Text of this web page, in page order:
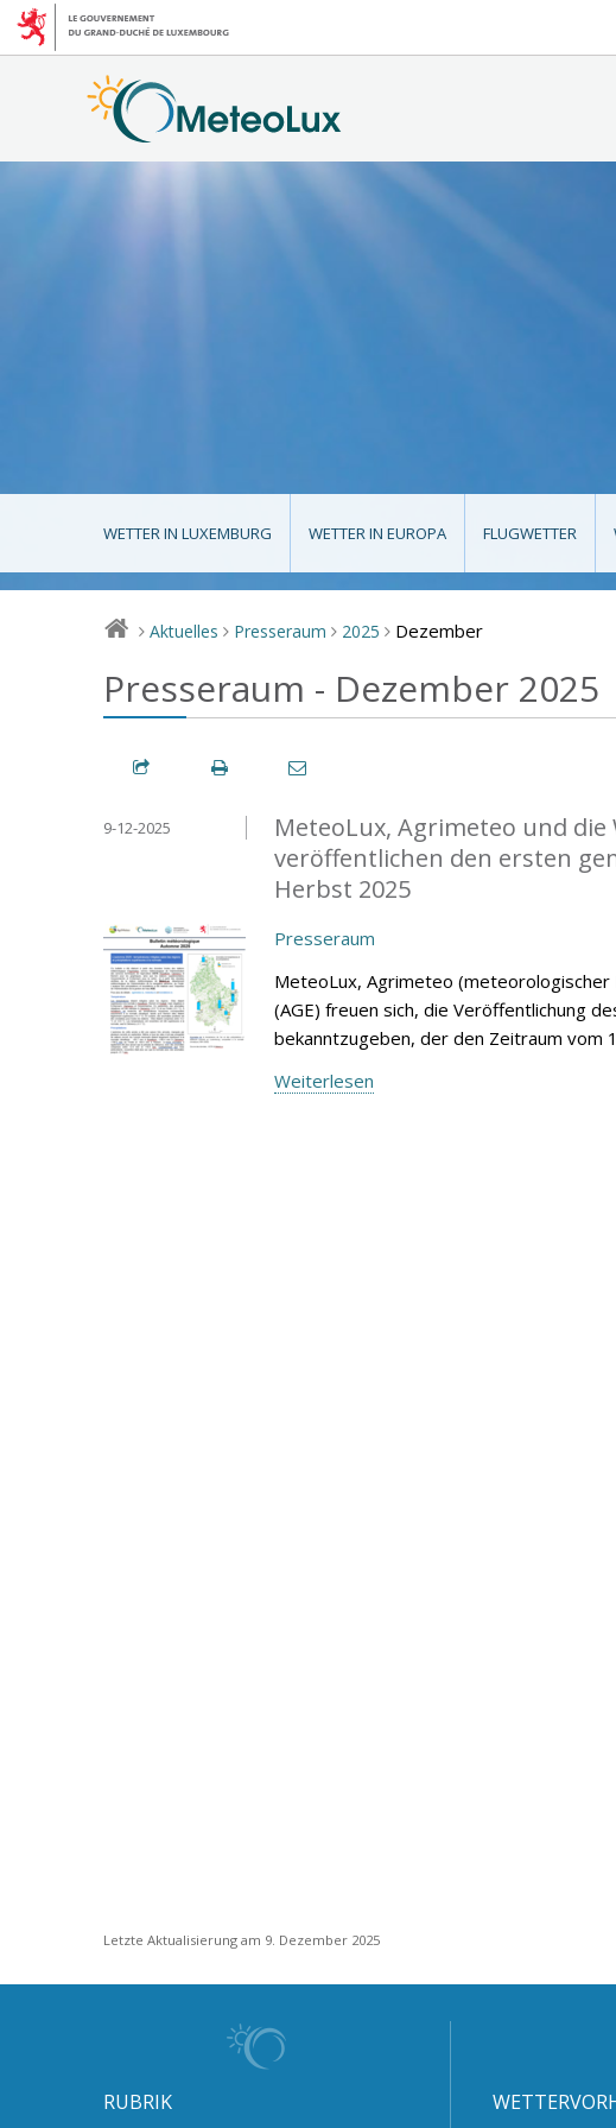
WETTER IN LUXEMBURG WETTER IN EUROPA FLUGWETTER
> Aktuelles > Presseraum > 2025 > Dezember
Presseraum - Dezember 2025
MeteoLux, Agrimeteo und
veröffentlichen den ersten
Herbst 2025
9-12-2025
Presseraum
MeteoLux, Agrimeteo
(AGE) freuen sich, die Veröffentlichung
bekanntzugeben, der den Zeitraum vom
Weiterlesen
Letzte Aktualisierung am 9. Dezember 2025
RUBRIK